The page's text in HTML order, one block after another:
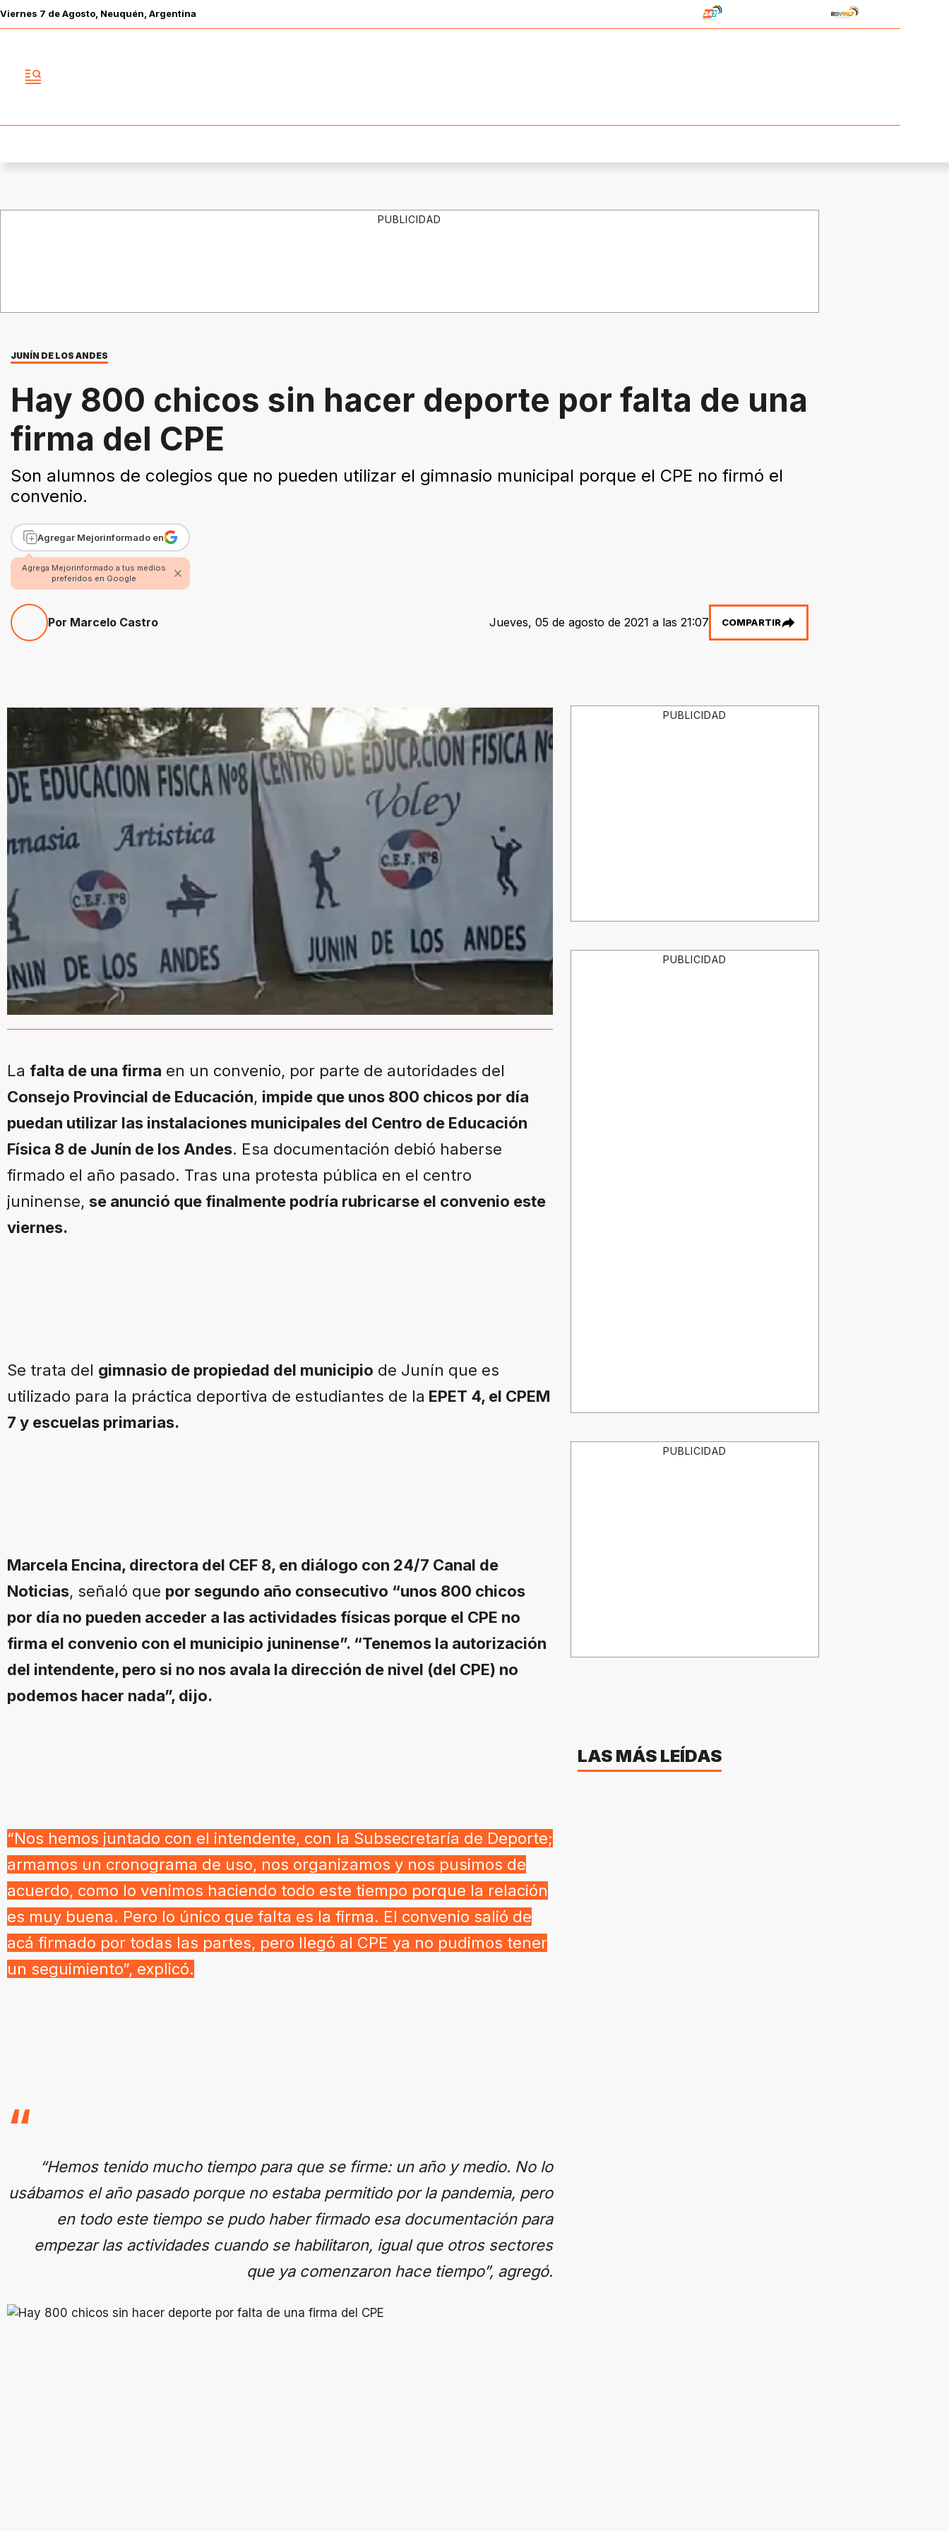
Viernes 7 deAgosto , Neuquén, Argentina
PUBLICIDAD
JUNÍN DE LOS ANDES
Hay 800 chicos sin hacer deporte por falta de una
firma del CPE
Son alumnos de colegios que no pueden utilizar el gimnasio municipal porque el CPE no firmó el
convenio.
Agregar Mejorinformado en
Agrega Mejorinformado a tus medios
preferidos en Google
Por Marcelo Castro Jueves, 05 de agosto de 2021 a las 21:07 COMPARTIR
La falta de una firma en un convenio, por parte de autoridades del
Consejo Provincial de Educación, impide que unos 800 chicos por día
puedan utilizar las instalaciones municipales del Centro de Educación
Física 8 de Junín de los Andes. Esa documentación debió haberse
firmado el año pasado. Tras una protesta pública en el centro
juninense, se anunció que finalmente podría rubricarse el convenio este
viernes.
Se trata del gimnasio de propiedad del municipio de Junín que es
utilizado para la práctica deportiva de estudiantes de la EPET 4, el CPEM
7 y escuelas primarias.
Marcela Encina, directora del CEF 8, en diálogo con 24/7 Canal de
Noticias, señaló que por segundo año consecutivo “unos 800 chicos
por día no pueden acceder a las actividades físicas porque el CPE no
firma el convenio con el municipio juninense”. “Tenemos la autorización
del intendente, pero si no nos avala la dirección de nivel (del CPE) no
podemos hacer nada”, dijo.
“Nos hemos juntado con el intendente, con la Subsecretaría de Deporte;
armamos un cronograma de uso, nos organizamos y nos pusimos de
acuerdo, como lo venimos haciendo todo este tiempo porque la relación
es muy buena. Pero lo único que falta es la firma. El convenio salió de
acá firmado por todas las partes, pero llegó al CPE ya no pudimos tener
un seguimiento”, explicó.
“Hemos tenido mucho tiempo para que se firme: un año y medio. No lo
usábamos el año pasado porque no estaba permitido por la pandemia, pero
en todo este tiempo se pudo haber firmado esa documentación para
empezar las actividades cuando se habilitaron, igual que otros sectores
que ya comenzaron hace tiempo”, agregó.
PUBLICIDAD
PUBLICIDAD
PUBLICIDAD
LAS MÁS LEÍDAS